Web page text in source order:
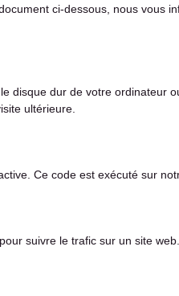
ci-dessous, nous vous
disque dur de votre ordinateur
ultérieure.
Ce code est exécuté sur
suivre le trafic sur un site